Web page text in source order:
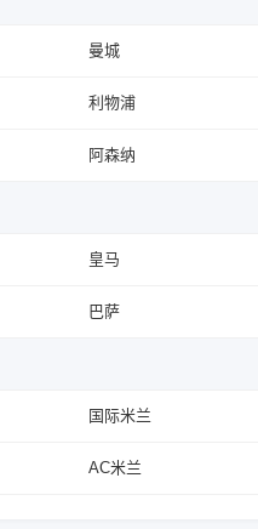
曼城
利物浦
阿森纳
皇马
巴萨
国际米兰
AC米兰